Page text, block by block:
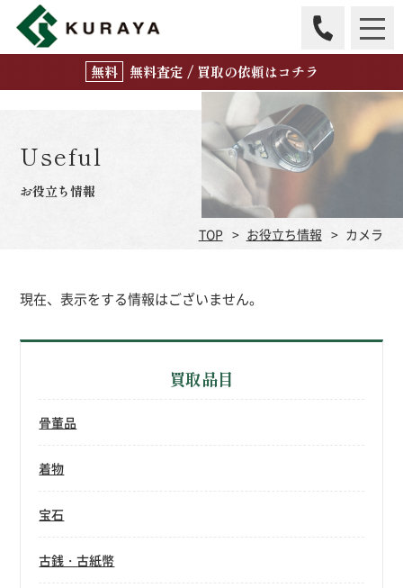
無料査定 / 買取の依頼はコチラ
Useful
お役立ち情報
TOP お役立ち情報 カメラ
現在、表示をする情報はございません。
買取品目
骨董品
着物
宝石
古銭・古紙幣